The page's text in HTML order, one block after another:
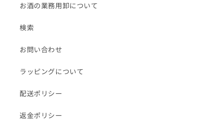
お酒の業務用卸について
検索
お問い合わせ
ラッピングについて
配送ポリシー
返金ポリシー